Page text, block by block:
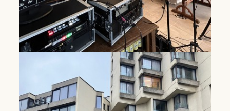
Huis van Dominicus Antwerpen
Hier zoeken mensen naar manieren om geloof en
bezieling voor de toekomst vorm te geven.